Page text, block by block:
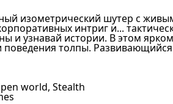
изометрический шутер с
интриг и...
и узнавай истории. В этом
поведения толпы.
world, Stealth